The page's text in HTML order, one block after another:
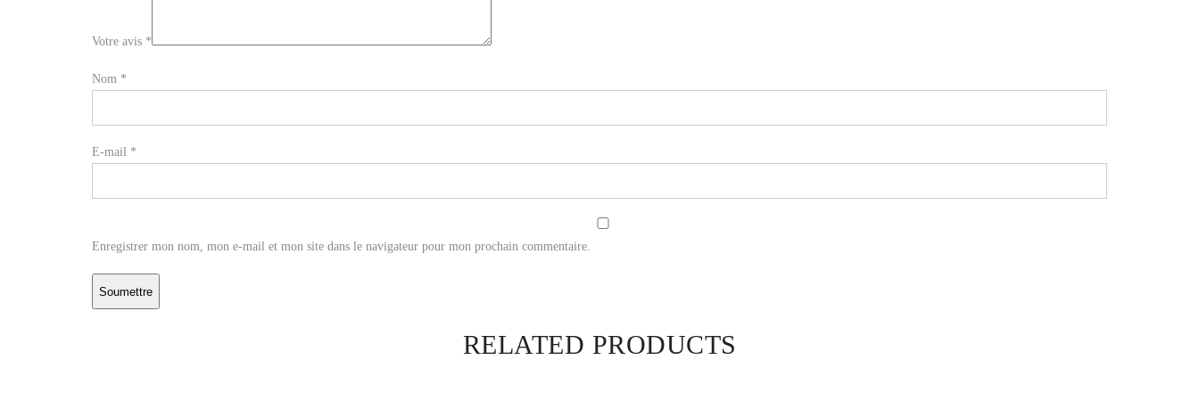
Votre avis *
Nom *
E-mail *
Enregistrer mon nom, mon e-mail et mon site dans le navigateur pour mon prochain commentaire.
RELATED PRODUCTS